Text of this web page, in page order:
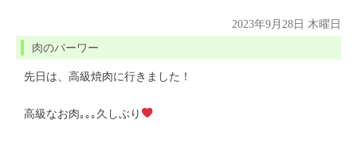
2023年9月28日 木曜日
肉のパーワー
先日は、高級焼肉に行きました！
高級なお肉｡｡｡久しぶり